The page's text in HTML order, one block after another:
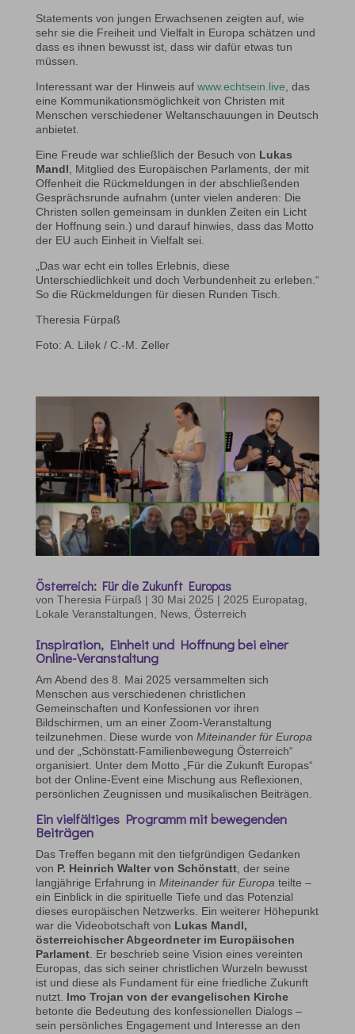
Statements von jungen Erwachsenen zeigten auf, wie
sehr sie die Freiheit und Vielfalt in Europa schätzen und
dass es ihnen bewusst ist, dass wir dafür etwas tun
müssen.
Interessant war der Hinweis auf www.echtsein.live , das
eine Kommunikationsmöglichkeit von Christen mit
Menschen verschiedener Weltanschauungen in Deutsch
anbietet.
Eine Freude war schließlich der Besuch von Lukas
Mandl , Mitglied des Europäischen Parlaments, der mit
Offenheit die Rückmeldungen in der abschließenden
Gesprächsrunde aufnahm (unter vielen anderen: Die
Christen sollen gemeinsam in dunklen Zeiten ein Licht
der Hoffnung sein.) und darauf hinwies, dass das Motto
der EU auch Einheit in Vielfalt sei.
„Das war echt ein tolles Erlebnis, diese
Unterschiedlichkeit und doch Verbundenheit zu erleben.“
So die Rückmeldungen für diesen Runden Tisch.
Theresia Fürpaß
Foto: A. Lilek / C.-M. Zeller
Österreich: Für die Zukunft Europas
von Theresia Fürpaß | 30 Mai 2025 | 2025 Europatag,
Lokale Veranstaltungen, News, Österreich
Inspiration, Einheit und Hoffnung bei einer
Online-Veranstaltung
Am Abend des 8. Mai 2025 versammelten sich
Menschen aus verschiedenen christlichen
Gemeinschaften und Konfessionen vor ihren
Bildschirmen, um an einer Zoom-Veranstaltung
teilzunehmen. Diese wurde von Miteinander für Europa
und der „Schönstatt-Familienbewegung Österreich“
organisiert. Unter dem Motto „Für die Zukunft Europas“
bot der Online-Event eine Mischung aus Reflexionen,
persönlichen Zeugnissen und musikalischen Beiträgen.
Ein vielfältiges Programm mit bewegenden
Beiträgen
Das Treffen begann mit den tiefgründigen Gedanken
von P. Heinrich Walter von Schönstatt, der seine
langjährige Erfahrung in Miteinander für Europa teilte –
ein Einblick in die spirituelle Tiefe und das Potenzial
dieses europäischen Netzwerks. Ein weiterer Höhepunkt
war die Videobotschaft von Lukas Mandl,
österreichischer Abgeordneter im Europäischen
Parlament. Er beschrieb seine Vision eines vereinten
Europas, das sich seiner christlichen Wurzeln bewusst
ist und diese als Fundament für eine friedliche Zukunft
nutzt. Imo Trojan von der evangelischen Kirche
betonte die Bedeutung des konfessionellen Dialogs –
sein persönliches Engagement und Interesse an den